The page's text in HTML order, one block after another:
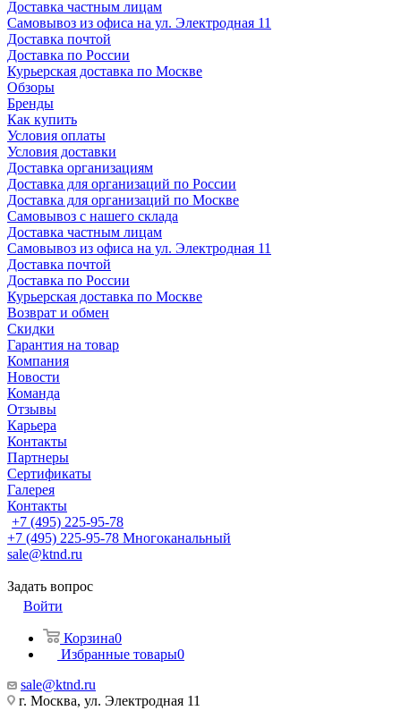
Доставка частным лицам
Самовывоз из офиса на ул. Электродная 11
Доставка почтой
Доставка по России
Курьерская доставка по Москве
Обзоры
Бренды
Как купить
Условия оплаты
Условия доставки
Доставка организациям
Доставка для организаций по России
Доставка для организаций по Москве
Самовывоз с нашего склада
Доставка частным лицам
Самовывоз из офиса на ул. Электродная 11
Доставка почтой
Доставка по России
Курьерская доставка по Москве
Возврат и обмен
Скидки
Гарантия на товар
Компания
Новости
Команда
Отзывы
Карьера
Контакты
Партнеры
Сертификаты
Галерея
Контакты
+7 (495) 225-95-78
+7 (495) 225-95-78 Многоканальный
sale@ktnd.ru
Задать вопрос
Войти
Корзина0
Избранные товары0
sale@ktnd.ru
г. Москва, ул. Электродная 11